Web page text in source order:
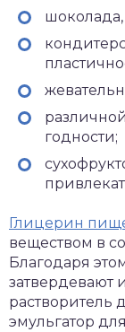
шоколада,
годности;
Глицерин
веществом в
Благодаря
затвердевают
растворитель
эмульгатор